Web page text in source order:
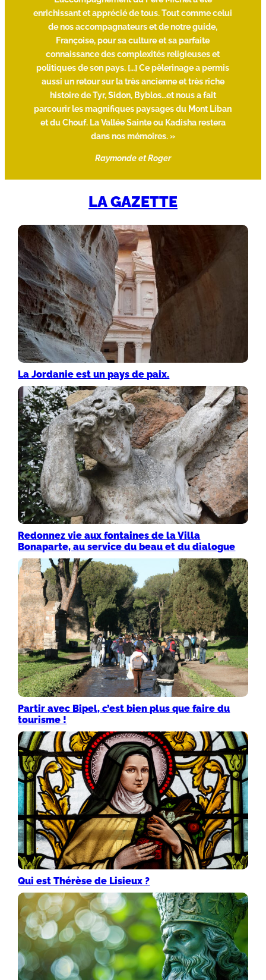
enrichissant et apprécié de tous. Tout comme celui
de nos accompagnateurs et de notre guide,
Françoise, pour sa culture et sa parfaite
connaissance des complexités religieuses et
politiques de son pays. […] Ce pèlerinage a permis
aussi un retour sur la très ancienne et très riche
histoire de Tyr, Sidon, Byblos…et nous a fait
parcourir les magnifiques paysages du Mont Liban
et du Chouf. La Vallée Sainte ou Kadisha restera
dans nos mémoires. »
Raymonde et Roger
LA GAZETTE
La Jordanie est un pays de paix.
Redonnez vie aux fontaines de la Villa
Bonaparte, au service du beau et du dialogue
Partir avec Bipel, c’est bien plus que faire du
tourisme !
Qui est Thérèse de Lisieux ?